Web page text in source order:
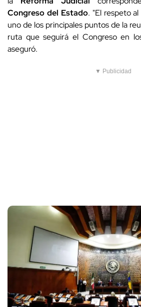
Congreso del Estado. "El respeto
uno de los principales puntos de la
ruta que seguirá el Congreso en
aseguró.
▼ Publicidad